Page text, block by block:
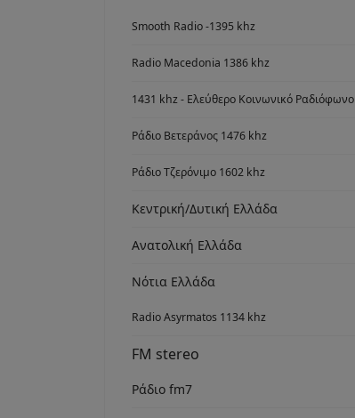
Smooth Radio -1395 khz
Radio Macedonia 1386 khz
1431 khz - Ελεύθερο Κοινωνικό Ραδιόφωνο
Ράδιο Βετεράνος 1476 khz
Ράδιο Τζερόνιμο 1602 khz
Κεντρική/Δυτική Ελλάδα
Ανατολική Ελλάδα
Νότια Ελλάδα
Radio Asyrmatos 1134 khz
FM stereo
Ράδιο fm7